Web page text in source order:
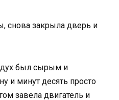
снова закрыла дверь и
был сырым и
и минут десять просто
завела двигатель и